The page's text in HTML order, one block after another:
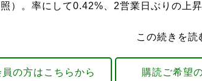
）。率にして0.42%、2営業日ぶりの
この続きを読
員の方はこちらから 購読ご希望